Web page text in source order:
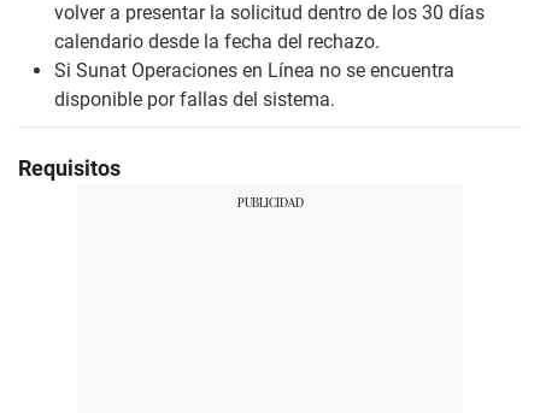
volver a presentar la solicitud dentro de los 30 días
calendario desde la fecha del rechazo.
Si Sunat Operaciones en Línea no se encuentra
disponible por fallas del sistema.
Requisitos